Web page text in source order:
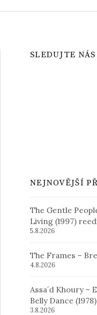
SLEDUJTE
NEJNOVĚJŠÍ
The Gentle
Living (1997)
5.8.2026
The Frames –
4.8.2026
Assa´d Khoury –
Belly Dance
3.8.2026